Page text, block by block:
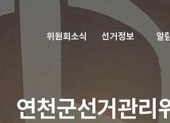
위원회소식 선거정보 알
연천군선거관리